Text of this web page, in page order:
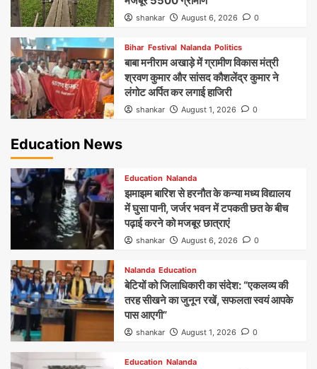
shankar August 6, 2026 0
Bihar Festival Nalanda Politics
बाबा मनीराम अखाड़े में ग्रामीण विकास मंत्री
श्रवण कुमार और सांसद कौशलेंद्र कुमार ने
लंगोट अर्पित कर लगाई हाजिरी
shankar August 1, 2026 0
Education News
Education Nalanda
झमाझम बारिश से हरनौत के कन्या मध्य विद्यालय
में घुसा पानी, जर्जर भवन में टपकती छत के बीच
पढ़ाई करने को मजबूर छात्राएं
shankar August 6, 2026 0
Nalanda Education
बेटियों को जिलाधिकारी का संदेश: “एकलव्य की
तरह सीखने का जुनून रखें, सफलता स्वयं आपके
पास आएगी”
shankar August 1, 2026 0
Education Nalanda